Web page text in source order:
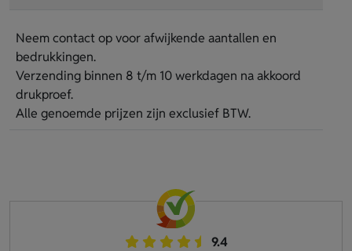
Neem contact op voor afwijkende aantallen en
bedrukkingen.
Verzending binnen 8 t/m 10 werkdagen na akkoord
drukproef.
Alle genoemde prijzen zijn exclusief BTW.
9.4